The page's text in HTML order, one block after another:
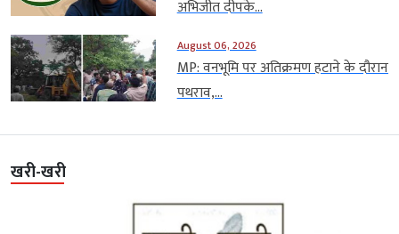
अभिजीत दीपके...
August 06, 2026
MP: वनभूमि पर अतिक्रमण हटाने के दौरान
पथराव,...
खरी-खरी